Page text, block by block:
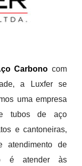
Carbono com
a Luxfer se
uma empresa
tubos de aço
e cantoneiras,
atendimento de
é atender às